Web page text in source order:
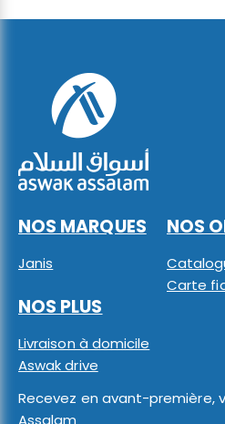
NOS MARQUES
Janis
NOS
Carte
NOS PLUS
Livraison à domicile
Aswak drive
Recevez en avant-première,
Assalam